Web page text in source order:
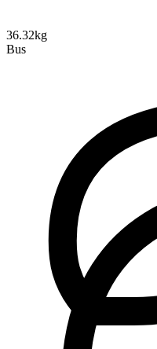
36.32kg
Bus